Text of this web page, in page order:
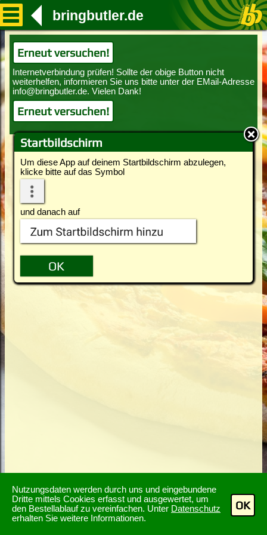
Nutzungsdaten werden durch uns und eingebundene
Dritte mittels Cookies erfasst und ausgewertet, um
den Bestellablauf zu vereinfachen. Unter Datenschutz
erhalten Sie weitere Informationen.
OK
Startbildschirm
Um diese App auf deinem Startbildschirm abzulegen,
klicke bitte auf das Symbol
und danach auf
bringbutler.de
Erneut versuchen!
Erneut versuchen!